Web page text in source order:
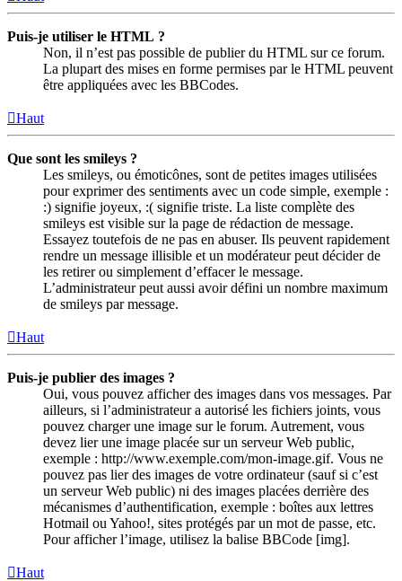
Puis-je utiliser le HTML ?
Non, il n’est pas possible de publier du HTML sur ce forum.
La plupart des mises en forme permises par le HTML peuvent
être appliquées avec les BBCodes.
Haut
Que sont les smileys ?
Les smileys, ou émoticônes, sont de petites images utilisées
pour exprimer des sentiments avec un code simple, exemple :
:) signifie joyeux, :( signifie triste. La liste complète des
smileys est visible sur la page de rédaction de message.
Essayez toutefois de ne pas en abuser. Ils peuvent rapidement
rendre un message illisible et un modérateur peut décider de
les retirer ou simplement d’effacer le message.
L’administrateur peut aussi avoir défini un nombre maximum
de smileys par message.
Haut
Puis-je publier des images ?
Oui, vous pouvez afficher des images dans vos messages. Par
ailleurs, si l’administrateur a autorisé les fichiers joints, vous
pouvez charger une image sur le forum. Autrement, vous
devez lier une image placée sur un serveur Web public,
exemple : http://www.exemple.com/mon-image.gif. Vous ne
pouvez pas lier des images de votre ordinateur (sauf si c’est
un serveur Web public) ni des images placées derrière des
mécanismes d’authentification, exemple : boîtes aux lettres
Hotmail ou Yahoo!, sites protégés par un mot de passe, etc.
Pour afficher l’image, utilisez la balise BBCode [img].
Haut